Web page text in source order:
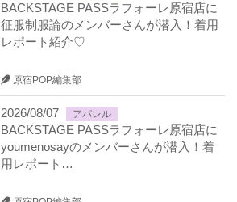
BACKSTAGE PASSラフォーレ原宿店に
征服制服論のメンバーさんが潜入！着用
レポート紹介♡
原宿POP編集部
2026/08/07 アパレル
BACKSTAGE PASSラフォーレ原宿店に
youmenosayのメンバーさんが潜入！着
用レポート…